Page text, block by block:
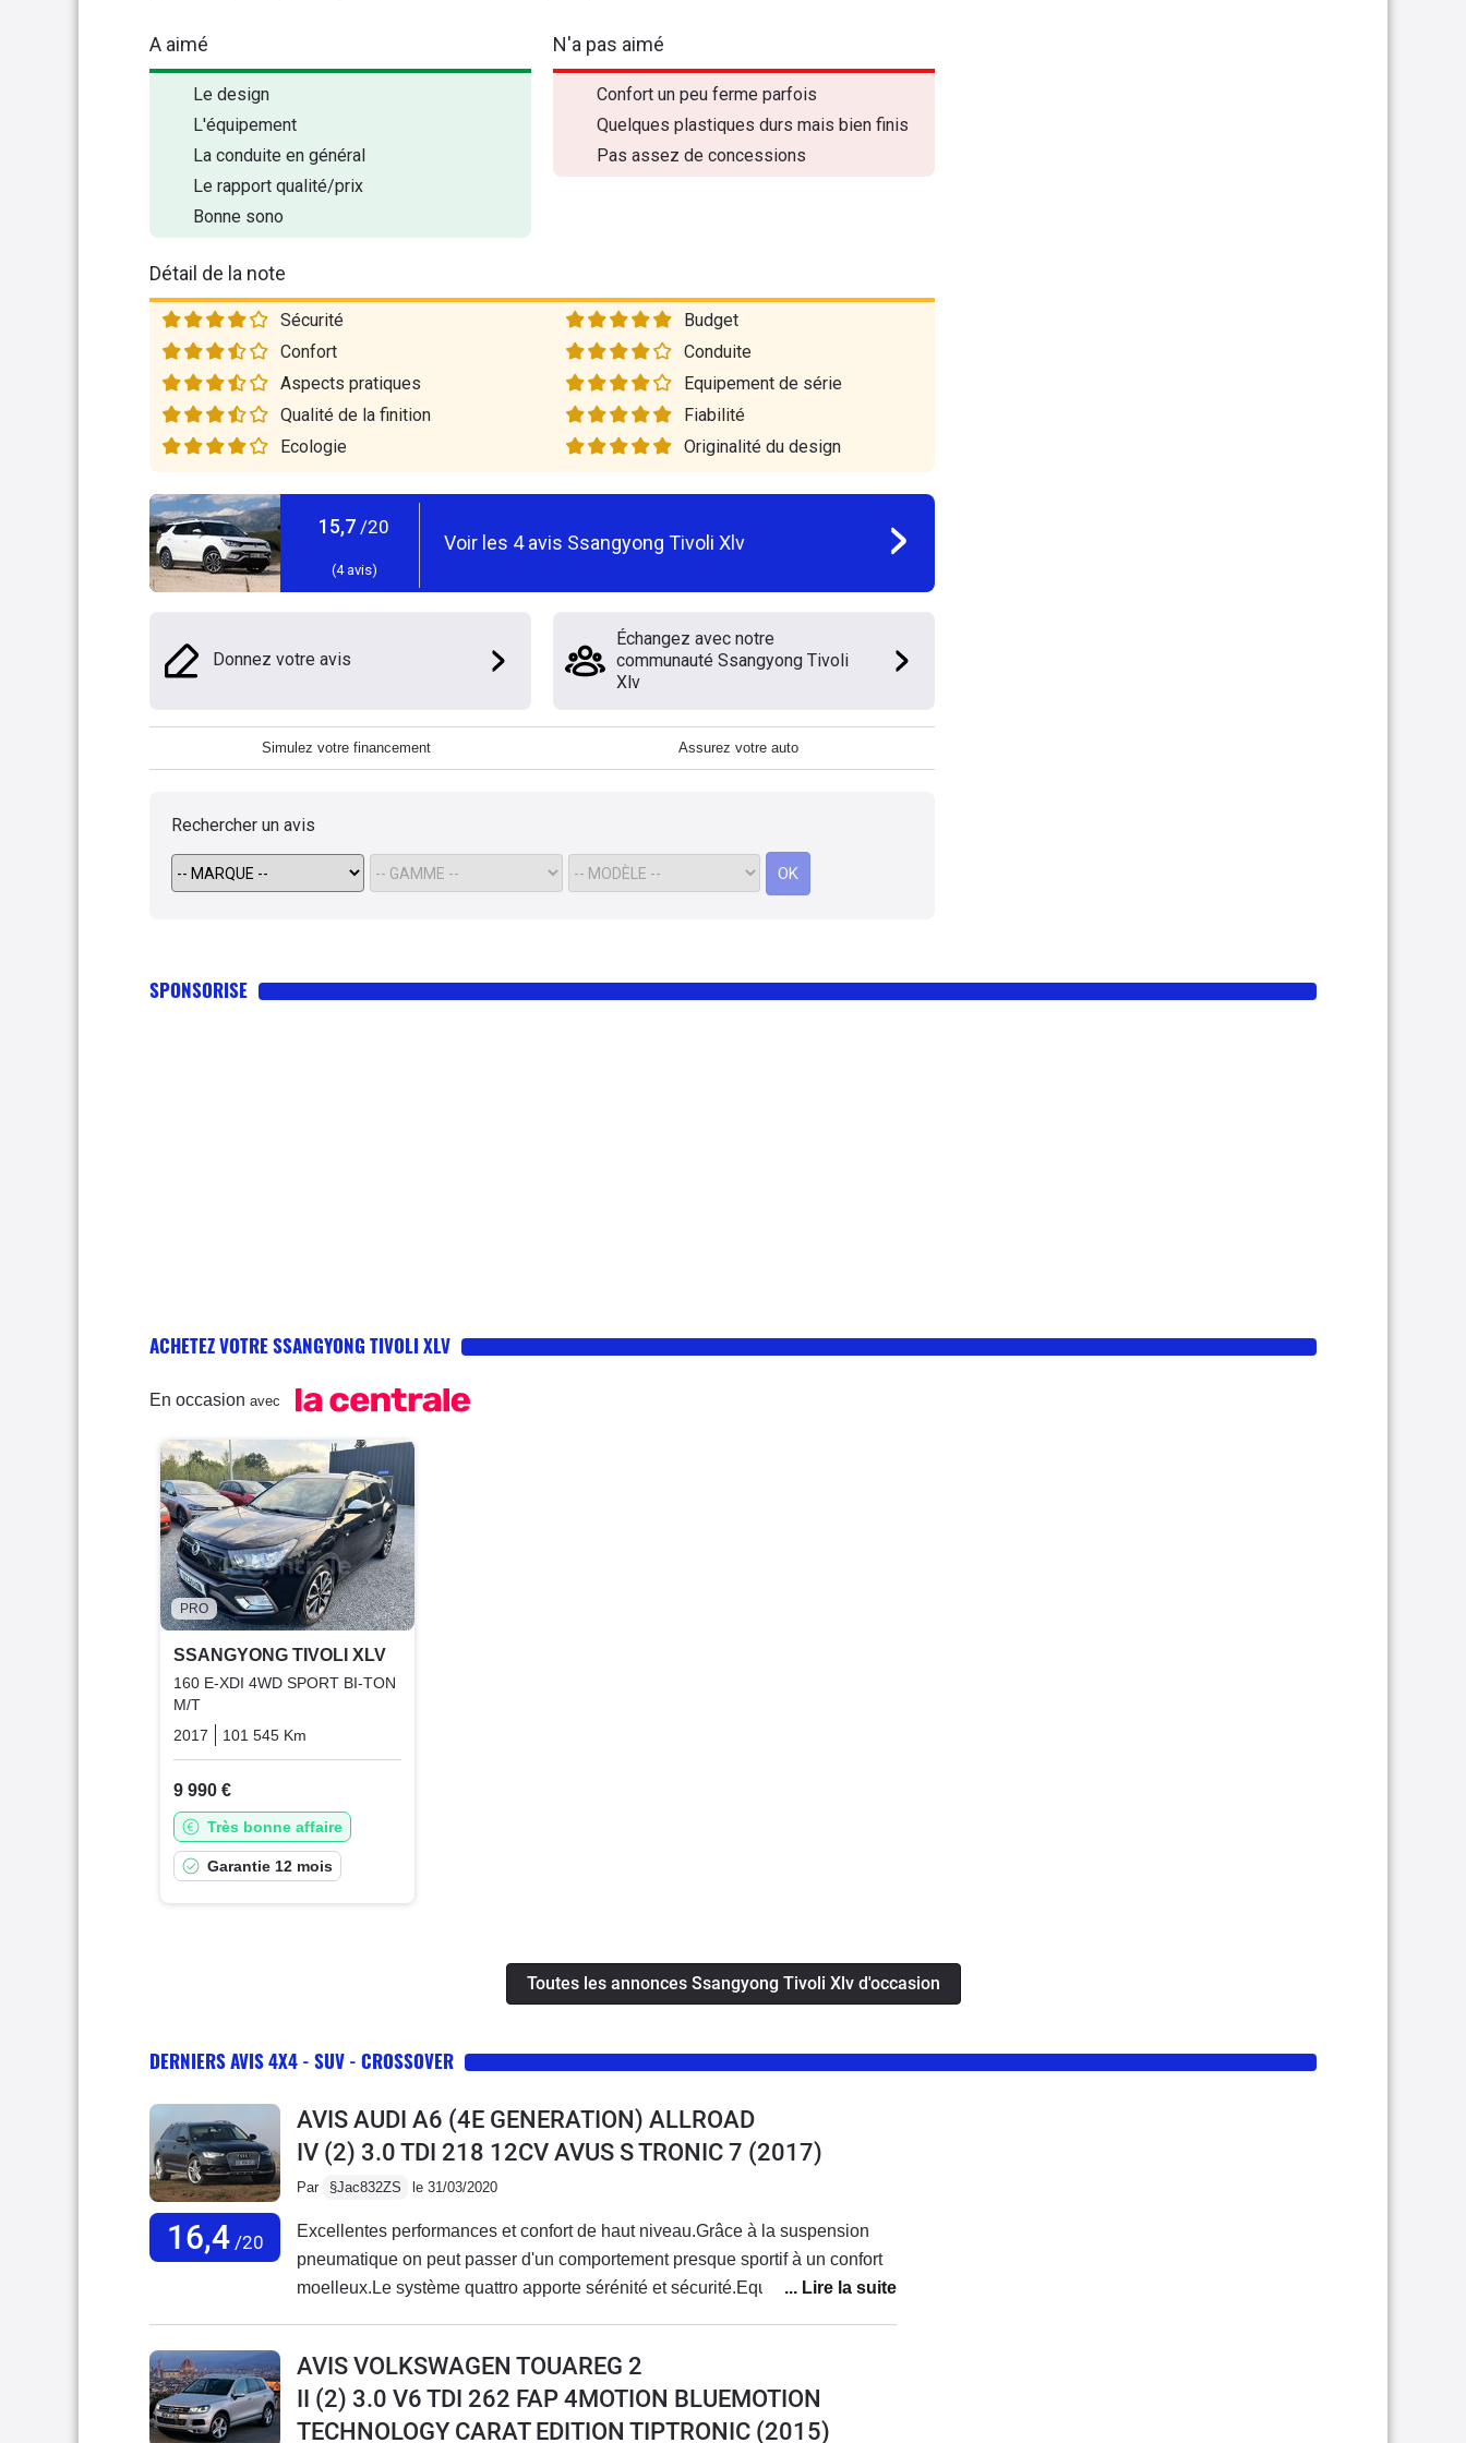
A aimé
Le design
L'équipement
La conduite en général
Le rapport qualité/prix
Bonne sono
N'a pas aimé
Confort un peu ferme parfois
Quelques plastiques durs mais bien finis
Pas assez de concessions
Détail de la note
Sécurité
Budget
Confort
Conduite
Aspects pratiques
Equipement de série
Qualité de la finition
Fiabilité
Ecologie
Originalité du design
15,7 /20
(4avis)
Voir les 4avis Ssangyong Tivoli Xlv
Donnez votre avis
Échangez avec notre
communauté Ssangyong Tivoli
Xlv
Simulez votre financement Assurez votre auto
Rechercher un avis
OK
SPONSORISE
ACHETEZ VOTRE SSANGYONG TIVOLI XLV
En occasion avec
PRO
SSANGYONG TIVOLI XLV
160 E-XDI 4WD SPORT BI-TON
M/T
2017
101 545 Km
9 990 €
Très bonne affaire
Garantie 12 mois
Toutes les annonces Ssangyong Tivoli Xlv d'occasion
DERNIERS AVIS 4X4 - SUV - CROSSOVER
16,4/20
AVIS AUDI A6 (4E GENERATION) ALLROAD
IV (2) 3.0 TDI 218 12CV AVUS S TRONIC 7 (2017)
Par §Jac832ZS le 31/03/2020
Excellentes performances et confort de haut niveau.Grâce à la suspension
pneumatique on peut passer d'un comportement presque sportif à un confort
moelleux.Le système quattro apporte sérénité et sécurité.Equipement complet
smartphone.Aucun problème rencontré.
AVIS VOLKSWAGEN TOUAREG 2
II (2) 3.0 V6 TDI 262 FAP 4MOTION BLUEMOTION
TECHNOLOGY CARAT EDITION TIPTRONIC (2015)